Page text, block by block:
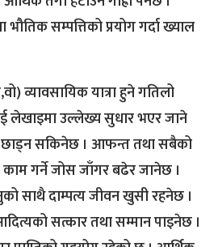
सम्पत्तिको प्रयोग गर्दा ख्याल
व्यावसायिक यात्रा हुने गतिलो
लेखाइमा उल्लेख्य सुधार भएर जाने
सकिनेछ । आफन्त तथा सबैको
गर्ने जोस जाँगर बढेर जानेछ ।
साथै दाम्पत्य जीवन खुसी रहनेछ ।
सत्कार तथा सम्मान पाइनेछ ।